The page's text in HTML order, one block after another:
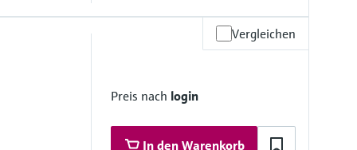
PPS, PA
Vergleichen
Preis nach login
In den Warenkorb